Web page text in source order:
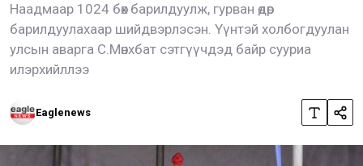
Наадмаар 1024 бөх барилдуулж, гурван өдөр
барилдуулахаар шийдвэрлэсэн. Үүнтэй холбогдуулан
улсын аварга С.Мөнхбат сэтгүүчдэд байр сууриа
илэрхийллээ
Eaglenews